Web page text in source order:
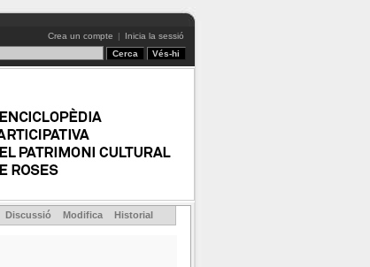
Crea un compte | Inicia la sessió
Discussió Modifica Historial